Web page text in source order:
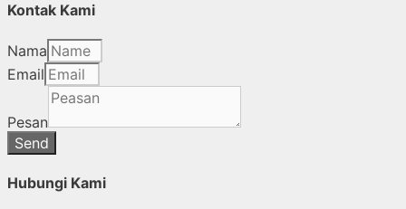
Kontak Kami
Nama
Email
Pesan
Send
Hubungi Kami